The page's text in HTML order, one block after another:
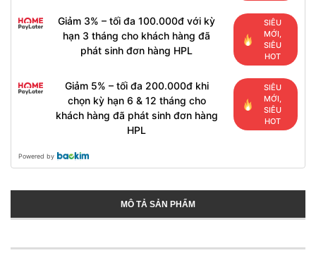
Giảm 3% – tối đa 100.000đ với kỳ
hạn 3 tháng cho khách hàng đã
phát sinh đơn hàng HPL
SIÊU
MỚI,
SIÊU
HOT
Giảm 5% – tối đa 200.000đ khi
chọn kỳ hạn 6 & 12 tháng cho
khách hàng đã phát sinh đơn hàng
HPL
SIÊU
MỚI,
SIÊU
HOT
Powered by
MÔ TẢ SẢN PHẨM